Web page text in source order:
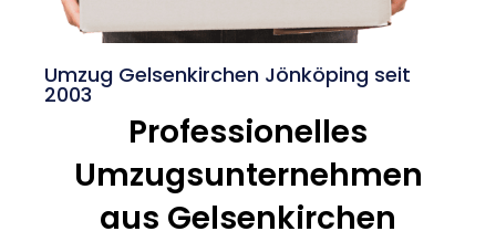
Umzug Gelsenkirchen Jönköping seit
2003
Professionelles
Umzugsunternehmen
aus Gelsenkirchen